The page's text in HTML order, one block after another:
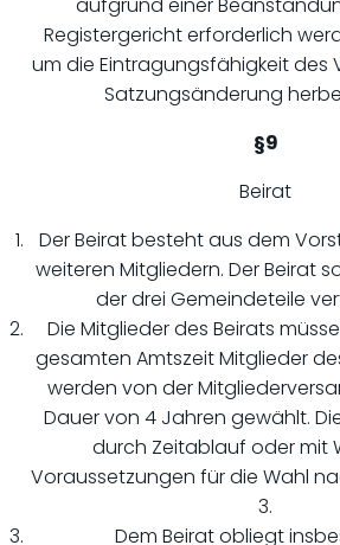
Registergericht erforderlich
um die Eintragungsfähigkeit des
Satzungsänderung
§9
Beirat
Der Beirat besteht aus dem
weiteren Mitgliedern. Der Beirat
der drei Gemeindeteile
Die Mitglieder des Beirats
gesamten Amtszeit Mitglieder
werden von der
Dauer von 4 Jahren gewählt.
durch Zeitablauf oder mit
Voraussetzungen für die Wahl
3.
Dem Beirat obliegt